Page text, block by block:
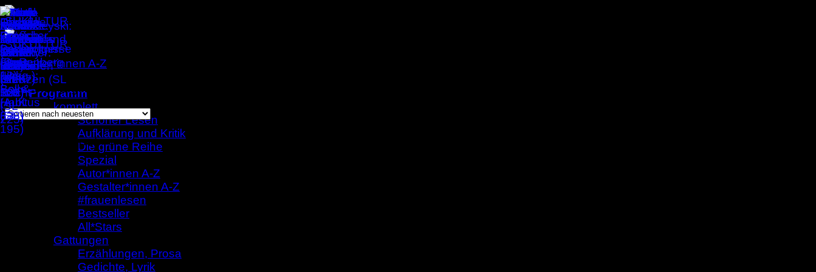
Zum
Inhalt
springen
Programm
komplett
Schöner Lesen
Aufklärung und Kritik
Die grüne Reihe
Spezial
Autor*innen A-Z
Gestalter*innen A-Z
#frauenlesen
Bestseller
All*Stars
Gattungen
Erzählungen, Prosa
Gedichte, Lyrik
Gestalter*innen A-Z
Einzelnes Ergebnis wird angezeigt
Franziska Opel